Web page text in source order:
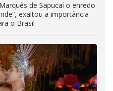
de Sapucaí o enredo
exaltou a importância
o Brasil